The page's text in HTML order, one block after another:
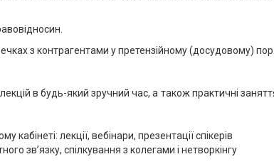
з контрагентами у претензійному (досудовому)
в будь-який зручний час, а також практичні
лекції, вебінари, презентації спікерів
зв’язку, спілкування з колегами і нетворкінгу